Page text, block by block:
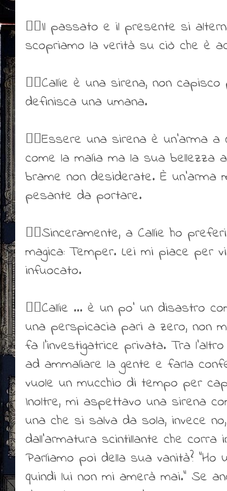
👍🏻Il passato e il presente si
scopriamo la verità su ciò che è
👎🏻Callie è una sirena, non
definisca una umana.
👍🏻Essere una sirena è un'arma
come la malia ma la sua bellezza
brame non desiderate. È un'arma
pesante da portare.
👍🏻Sinceramente, a Callie ho
magica: Temper. Lei mi piace per
infuocato.
👎🏻Callie ... è un po' un disastro
una perspicacia pari a zero, non
fa l'investigatrice privata. Tra
ad ammaliare la gente e farla
vuole un mucchio di tempo per
Inoltre, mi aspettavo una sirena
una che si salva da sola, invece
dall'armatura scintillante che
Parliamo poi della sua vanità?
quindi lui non mi amerà mai." Se